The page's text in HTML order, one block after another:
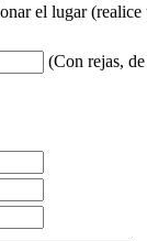
el lugar (realice
(Con rejas,